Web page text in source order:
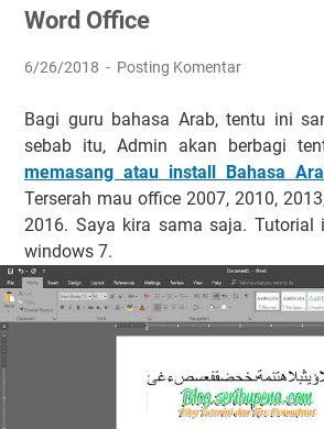
Word Office
6/26/2018 Posting Komentar
Bagi guru bahasa Arab, tentu ini
sebab itu, Admin akan berbagi
memasang atau install Bahasa
Terserah mau office 2007, 2010,
2016. Saya kira sama saja. Tutorial
windows 7.